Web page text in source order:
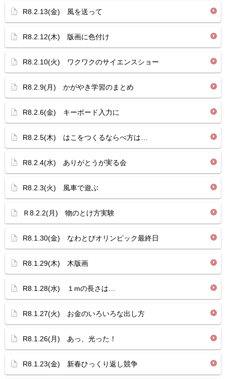
R8.2.13(金) 風を送って
R8.2.12(木) 版画に色付け
R8.2.10(火) ワクワクのサイエンスショー
R8.2.9(月) かがやき学習のまとめ
R8.2.6(金) キーボード入力に
R8.2.5(木) はこをつくるならべ方は…
R8.2.4(水) ありがとうが実る会
R8.2.3(火) 風車で遊ぶ
Ｒ8.2.2(月) 物のとけ方実験
R8.1.30(金) なわとびオリンピック最終日
R8.1.29(木) 木版画
R8.1.28(水) １mの長さは…
R8.1.27(火) お金のいろいろな出し方
R8.1.26(月) あっ、光った！
R8.1.23(金) 新春ひっくり返し競争